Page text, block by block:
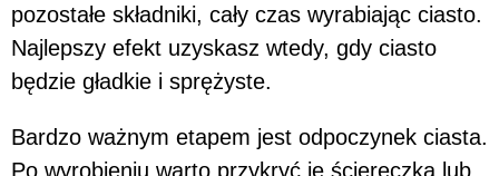
pozostałe składniki, cały czas wyrabiając ciasto.
Najlepszy efekt uzyskasz wtedy, gdy ciasto
będzie gładkie i sprężyste.
Bardzo ważnym etapem jest odpoczynek ciasta.
Po wyrobieniu warto przykryć je ściereczką lub